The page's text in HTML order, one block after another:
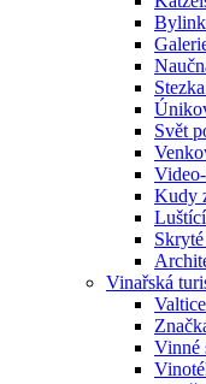
Svět
Kudy
Vinařská
Vinné